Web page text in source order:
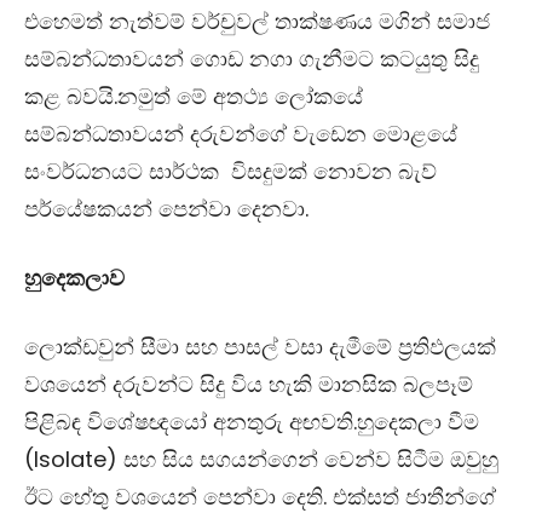
එහෙමත් නැත්වම් වර්චුවල් තාක්ෂණය මගින් සමාජ
සම්බන්ධතාවයන් ගොඩ නගා ගැනීමට කටයුතු සිදු
කළ බවයි.නමුත් මේ අතථ්‍ය ලෝකයේ
සම්බන්ධතාවයන් දරුවන්ගේ වැඩෙන මොළයේ
සංවර්ධනයට සාර්ථක විසදුමක් නොවන බැව්
පර්යේෂකයන් පෙන්වා දෙනවා.
හුදෙකලාව
ලොක්ඩවුන් සීමා සහ පාසල් වසා දැමීමේ ප්‍රතිඵලයක්
වශයෙන් දරුවන්ට සිදු විය හැකි මානසික බලපෑම්
පිළිබඳ විශේෂඥයෝ අනතුරු අඟවති.හුදෙකලා වීම
(Isolate) සහ සිය සගයන්ගෙන් වෙන්ව සිටීම ඔවුහු
ඊට හේතු වශයෙන් පෙන්වා දෙති. එක්සත් ජාතීන්ගේ